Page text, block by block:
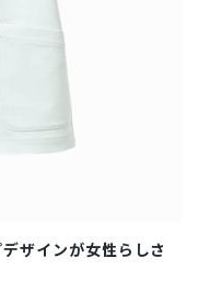
ザインが女性らしさ